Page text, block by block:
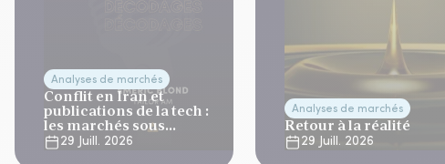
Analyses de marchés
Conflit en Iran et
publications de la tech :
les marchés sous
tension
29 Juill. 2026
Analyses de marchés
Retour à la réalité
29 Juill. 2026